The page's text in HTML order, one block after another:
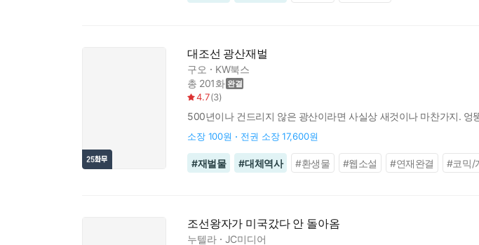
대조선 광산재벌
구오
KW북스
총 201화
4.7(3)
500년이나 건드리지 않은 광산이라면 사실상 새것이나 마찬가지.
소장 100원 전권 소장 17,600원
#재벌물 #대체역사 #환생물 #웹소설 #연재완결 #코믹/
조선왕자가 미국갔다 안 돌아옴
누텔라
JC미디어